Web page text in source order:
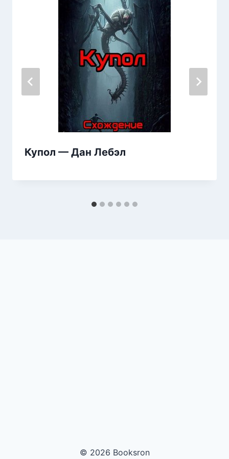
Купол — Дан Лебэл
© 2026 Booksron